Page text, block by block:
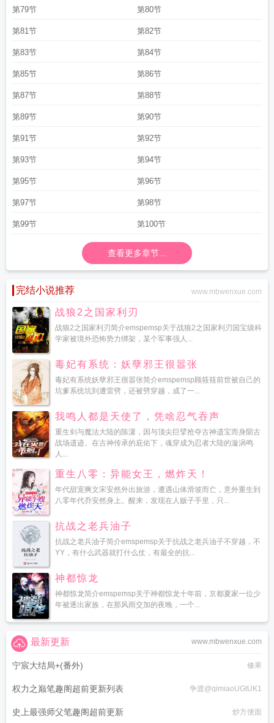
第79节 第80节
第81节 第82节
第83节 第84节
第85节 第86节
第87节 第88节
第89节 第90节
第91节 第92节
第93节 第94节
第95节 第96节
第97节 第98节
第99节 第100节
查看更多章节...
完结小说推荐 www.mbwenxue.com
战狼2之国家利刃
战狼2之国家利刃简介emspemsp关于战狼2之国家利刃国宝级科
学家被境外恐怖势力绑架，某个军事强人...
毒妃有系统：妖孽邪王很嚣张
毒妃有系统妖孽邪王很嚣张简介emspemsp顾筱筱前世被自己的
坑爹系统坑到遭雷劈，还被劈穿越，成了一...
我鸣人都是天使了，凭啥忍气吞声
重生剑与魔法大陆的陈潇，因与顶尖巨擘抢夺古神遗宝而身陨古
战场遗迹。在古神传承的庇佑下，魂穿成为忍者大陆的漩涡鸣
人...
重生八零：异能女王，燃炸天！
年代甜宠爽文宋安然外出旅游，遭遇山体滑坡而亡，意外重生到
八零年代乔安然身上。醒来，发现在人贩子手里，只...
抗战之老兵油子
抗战之老兵油子简介emspemsp关于抗战之老兵油子不穿越，不
YY，有什么武器就打什么仗，有最全的抗...
神都惊龙
神都惊龙简介emspemsp关于神都惊龙十年前，京都夏家一位少
年被逐出家族，在那风雨交加的夜晚，一个...
www.mbwenxue.com
最新更新
宁宸大结局+(番外) 修果
权力之巅笔趣阁超前更新列表 争渡@qimiaoUGtUK1
史上最强师父笔趣阁超前更新 炒方便面